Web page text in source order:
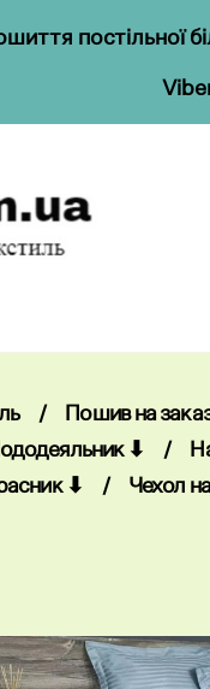
/ Пошив на
⬇ /
⬇ / Чехол